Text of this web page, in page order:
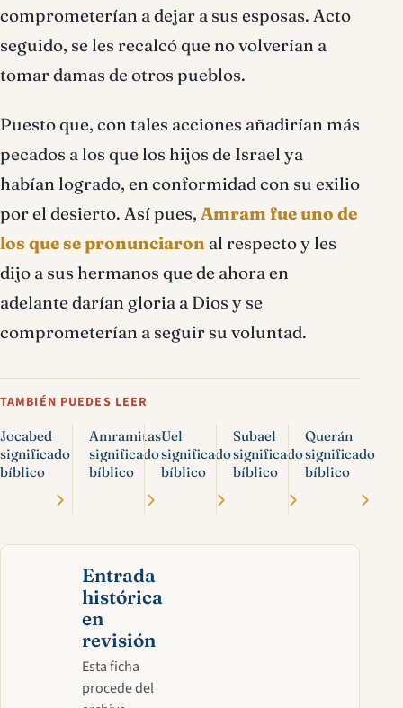
comprometerían a dejar a sus esposas. Acto
seguido, se les recalcó que no volverían a
tomar damas de otros pueblos.
Puesto que, con tales acciones añadirían más
pecados a los que los hijos de Israel ya
habían logrado, en conformidad con su exilio
por el desierto. Así pues, Amram fue uno de
los que se pronunciaron al respecto y les
dijo a sus hermanos que de ahora en
adelante darían gloria a Dios y se
comprometerían a seguir su voluntad.
TAMBIÉN PUEDES LEER
Jocabed
significado
bíblico
Amramitas
significado
bíblico
Uel
significado
bíblico
Subael
significado
bíblico
Querán
significado
bíblico
Entrada
histórica
en
revisión
Esta ficha
procede del